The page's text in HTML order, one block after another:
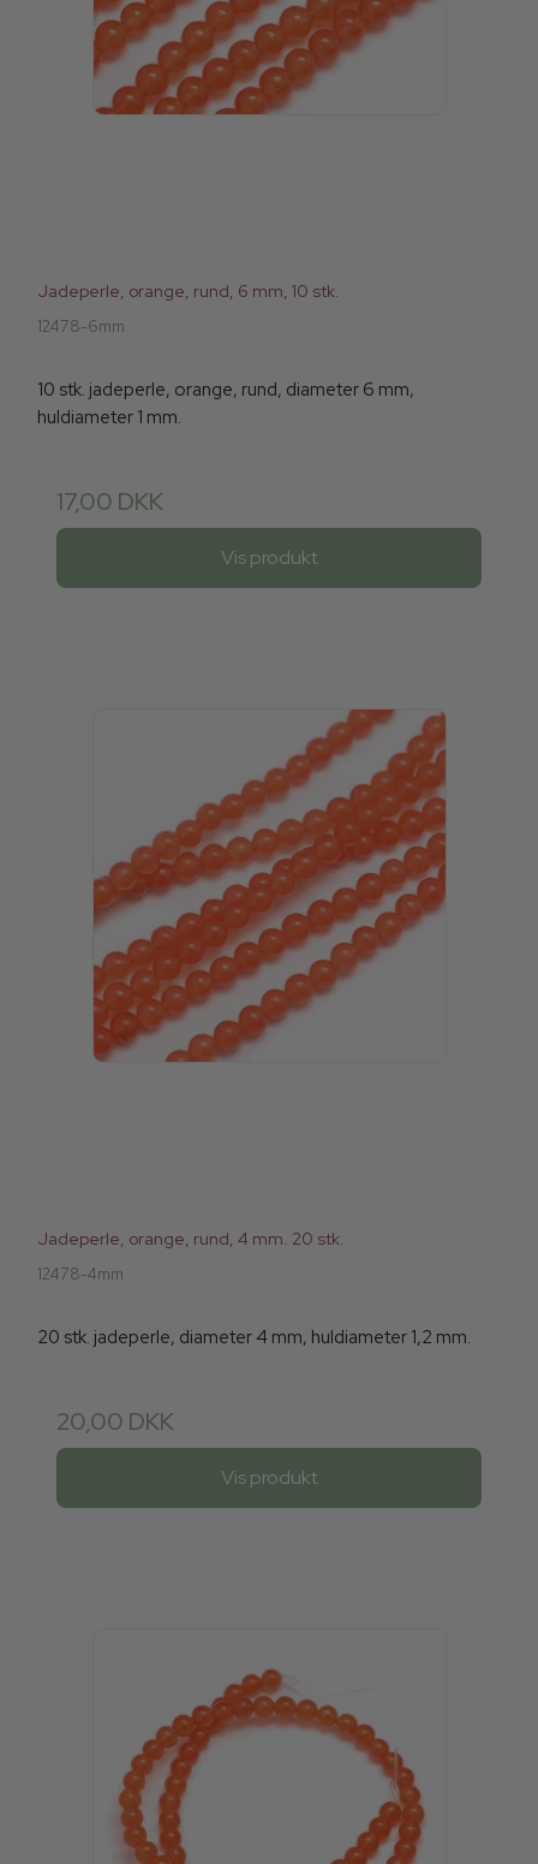
Jadeperle, orange, rund, 6 mm, 10 stk.
12478-6mm
10 stk. jadeperle, orange, rund, diameter 6 mm,
huldiameter 1 mm.
17,00 DKK
Vis produkt
Jadeperle, orange, rund, 4 mm. 20 stk.
12478-4mm
20 stk. jadeperle, diameter 4 mm, huldiameter 1,2 mm.
20,00 DKK
Vis produkt